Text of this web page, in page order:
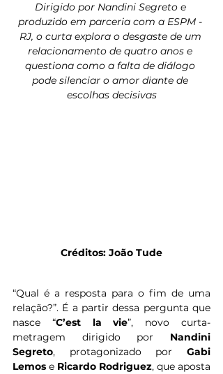
Dirigido por Nandini Segreto e
produzido em parceria com a ESPM -
RJ, o curta explora o desgaste de um
relacionamento de quatro anos e
questiona como a falta de diálogo
pode silenciar o amor diante de
escolhas decisivas
Créditos: João Tude
“Qual é a resposta para o fim de uma
relação?”. É a partir dessa pergunta que
nasce “C’est la vie”, novo curta-
metragem dirigido por Nandini
Segreto, protagonizado por Gabi
Lemos e Ricardo Rodriguez, que aposta